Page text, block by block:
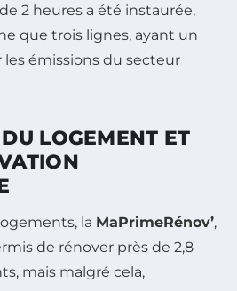
2 heures a été instaurée,
que trois lignes, ayant un
émissions du secteur
LOGEMENT ET
la MaPrimeRénov’,
de rénover près de 2,8
mais malgré cela,